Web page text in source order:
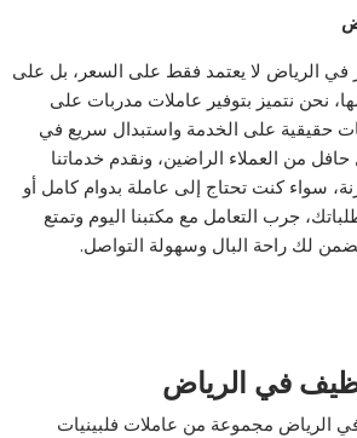
في الرياض لا يعتمد فقط على السعر، بل على
نحن نتميز بتوفير عاملات مدربات على
حقيقية على الخدمة واستبدال سريع في
من العملاء الراضين، ونقدم خدماتنا
سواء كنت تحتاج إلى عاملة بدوام كامل أو
جرب التعامل مع مكتبنا اليوم وتمتع
لك راحة البال وسهولة التواصل.
في الرياض
الرياض مجموعة من عاملات فلبينيات